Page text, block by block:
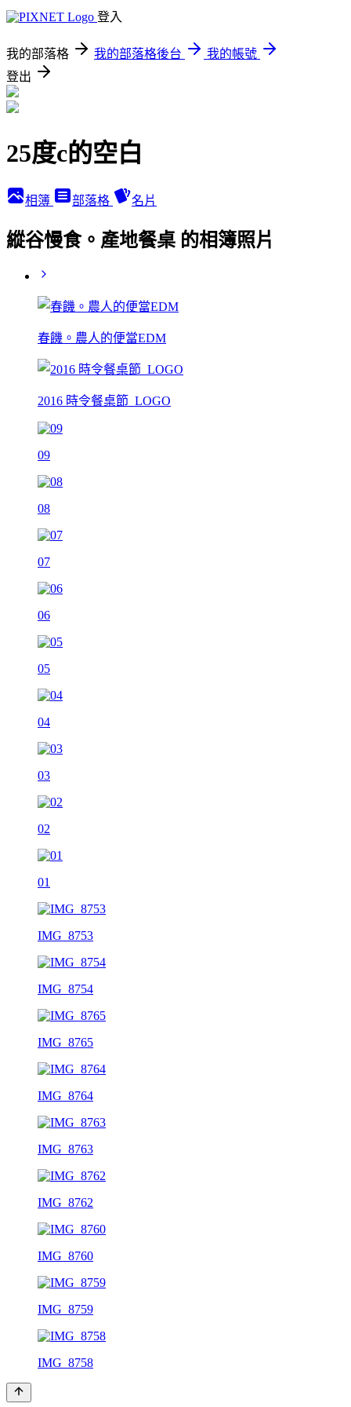
登入
我的部落格 我的部落格後台
我的帳號
登出
25度c的空白
相簿 部落格 名片
縱谷慢食。產地餐桌 的相簿照片
春饑。農人的便當EDM
2016 時令餐桌節_LOGO
09
08
07
06
05
04
03
02
01
IMG_8753
IMG_8754
IMG_8765
IMG_8764
IMG_8763
IMG_8762
IMG_8760
IMG_8759
IMG_8758